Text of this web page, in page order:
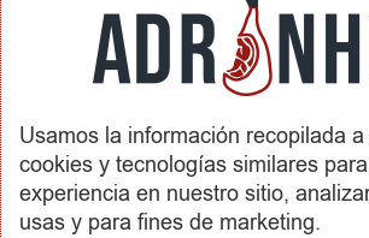
Envíos y Devoluciones
SOBRE ADRINHOA
Conócenos
Contactar
Usamos la información recopilada
cookies y tecnologías similares
experiencia en nuestro sitio,
usas y para fines de marketing.